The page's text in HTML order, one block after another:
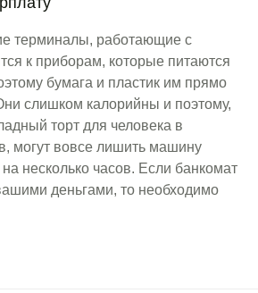
терминалы, работающие с
к приборам, которые питаются
бумага и пластик им прямо
слишком калорийны и поэтому,
торт для человека в
могут вовсе лишить машину
несколько часов. Если банкомат
деньгами, то необходимо